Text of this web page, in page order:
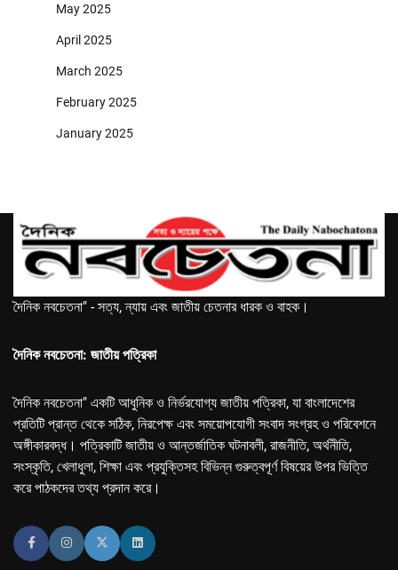
May 2025
April 2025
March 2025
February 2025
January 2025
দৈনিক নবচেতনা" - সত্য, ন্যায় এবং জাতীয় চেতনার ধারক ও বাহক।
দৈনিক নবচেতনা: জাতীয় পত্রিকা
দৈনিক নবচেতনা" একটি আধুনিক ও নির্ভরযোগ্য জাতীয় পত্রিকা, যা বাংলাদেশের
প্রতিটি প্রান্ত থেকে সঠিক, নিরপেক্ষ এবং সময়োপযোগী সংবাদ সংগ্রহ ও পরিবেশনে
অঙ্গীকারবদ্ধ। পত্রিকাটি জাতীয় ও আন্তর্জাতিক ঘটনাবলী, রাজনীতি, অর্থনীতি,
সংস্কৃতি, খেলাধুলা, শিক্ষা এবং প্রযুক্তিসহ বিভিন্ন গুরুত্বপূর্ণ বিষয়ের উপর ভিত্তি
করে পাঠকদের তথ্য প্রদান করে।